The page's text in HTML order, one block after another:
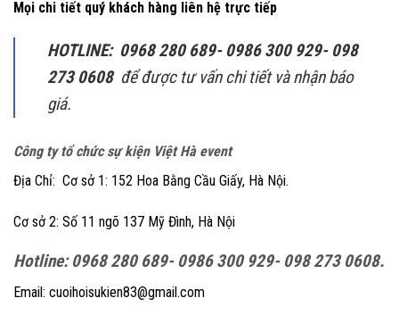
Mọi chi tiết quý khách hàng liên hệ trực tiếp
HOTLINE: 0968 280 689- 0986 300 929- 098
273 0608 để được tư vấn chi tiết và nhận báo
giá.
Công ty tổ chức sự kiện Việt Hà event
Địa Chỉ: Cơ sở 1: 152 Hoa Bằng Cầu Giấy, Hà Nội.
Cơ sở 2: Số 11 ngõ 137 Mỹ Đình, Hà Nội
Hotline: 0968 280 689- 0986 300 929- 098 273 0608.
Email: cuoihoisukien83@gmail.com